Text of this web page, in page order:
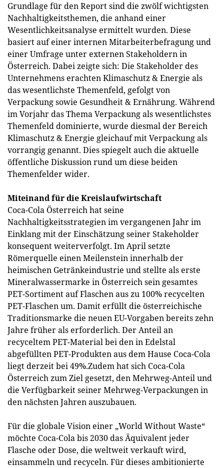
Grundlage für den Report sind die zwölf wichtigsten
Nachhaltigkeitsthemen, die anhand einer
Wesentlichkeitsanalyse ermittelt wurden. Diese
basiert auf einer internen Mitarbeiterbefragung und
einer Umfrage unter externen Stakeholdern in
Österreich. Dabei zeigte sich: Die Stakeholder des
Unternehmens erachten Klimaschutz & Energie als
das wesentlichste Themenfeld, gefolgt von
Verpackung sowie Gesundheit & Ernährung. Während
im Vorjahr das Thema Verpackung als wesentlichstes
Themenfeld dominierte, wurde diesmal der Bereich
Klimaschutz & Energie gleichauf mit Verpackung als
vorrangig genannt. Dies spiegelt auch die aktuelle
öffentliche Diskussion rund um diese beiden
Themenfelder wider.
Miteinand für die Kreislaufwirtschaft
Coca-Cola Österreich hat seine
Nachhaltigkeitsstrategien im vergangenen Jahr im
Einklang mit der Einschätzung seiner Stakeholder
konsequent weiterverfolgt. Im April setzte
Römerquelle einen Meilenstein innerhalb der
heimischen Getränkeindustrie und stellte als erste
Mineralwassermarke in Österreich sein gesamtes
PET-Sortiment auf Flaschen aus zu 100% recycelten
PET-Flaschen um. Damit erfüllt die österreichische
Traditionsmarke die neuen EU-Vorgaben bereits zehn
Jahre früher als erforderlich. Der Anteil an
recyceltem PET-Material bei den in Edelstal
abgefüllten PET-Produkten aus dem Hause Coca-Cola
liegt derzeit bei 49%.Zudem hat sich Coca-Cola
Österreich zum Ziel gesetzt, den Mehrweg-Anteil und
die Verfügbarkeit seiner Mehrweg-Verpackungen in
den nächsten Jahren auszubauen.
Für die globale Vision einer „World Without Waste“
möchte Coca-Cola bis 2030 das Äquivalent jeder
Flasche oder Dose, die weltweit verkauft wird,
einsammeln und recyceln. Für dieses ambitionierte